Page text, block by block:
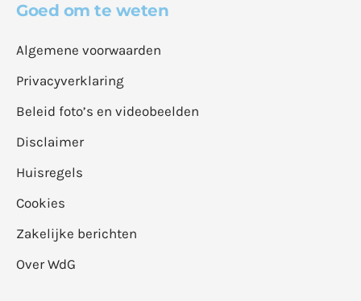
Goed om te weten
Algemene voorwaarden
Privacyverklaring
Beleid foto’s en videobeelden
Disclaimer
Huisregels
Cookies
Zakelijke berichten
Over WdG